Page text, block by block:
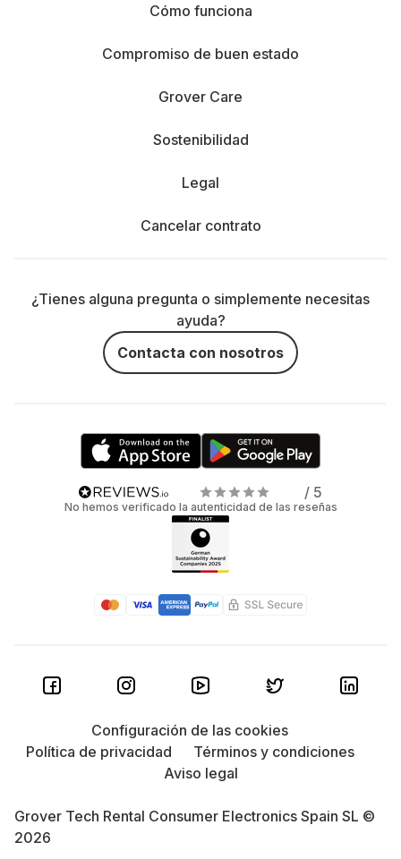
Cómo funciona
Compromiso de buen estado
Grover Care
Sostenibilidad
Legal
Cancelar contrato
¿Tienes alguna pregunta o simplemente necesitas
ayuda?
Contacta con nosotros
/ 5
No hemos verificado la autenticidad de las reseñas
Grover Tech Rental Consumer Electronics Spain SL ©
2026
Configuración de las cookies
Política de privacidad
Términos y condiciones
Aviso legal